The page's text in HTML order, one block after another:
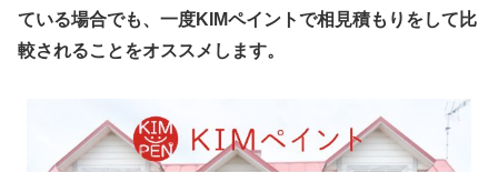
ている場合でも、一度KIMペイントで相見積もりをして比
較されることをオススメします。